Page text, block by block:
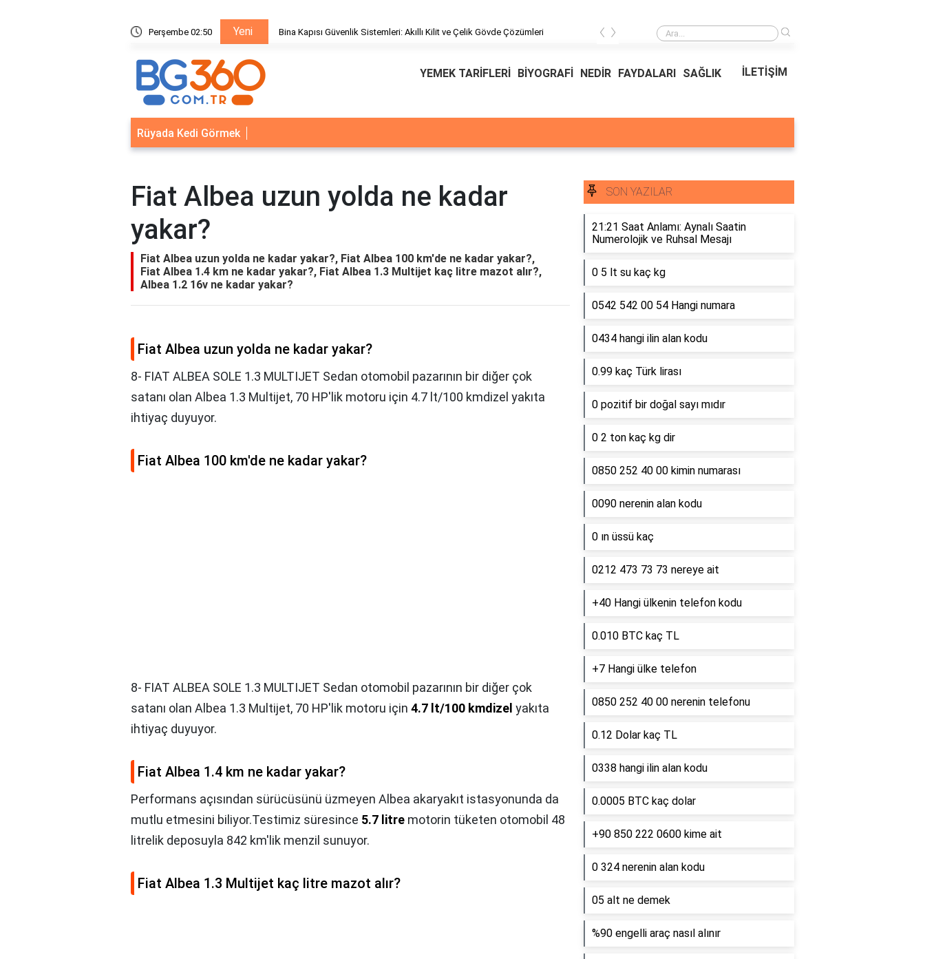
Perşembe 02:50 Yeni
Sistemleri: Akıllı Kilit ve Çelik Gövde Çözümleri Bina Kapısı Güvenlik Sistemleri: Akıllı Kilit ve Çelik Gövde Çözümleri Bina Kapısı Güvenlik Sistemleri: Akıllı Kilit ve Çelik Gövde Çözümleri
‹ ›
YEMEK TARİFLERİ BİYOGRAFİ NEDİR FAYDALARI SAĞLIK İLETİŞİM
Rüyada Kedi Görmek
Fiat Albea uzun yolda ne kadar
yakar?
Fiat Albea uzun yolda ne kadar yakar?, Fiat Albea 100 km'de ne kadar yakar?,
Fiat Albea 1.4 km ne kadar yakar?, Fiat Albea 1.3 Multijet kaç litre mazot alır?,
Albea 1.2 16v ne kadar yakar?
Fiat Albea uzun yolda ne kadar yakar?
8- FIAT ALBEA SOLE 1.3 MULTIJET Sedan otomobil pazarının bir diğer çok
satanı olan Albea 1.3 Multijet, 70 HP'lik motoru için 4.7 lt/100 kmdizel yakıta
ihtiyaç duyuyor.
Fiat Albea 100 km'de ne kadar yakar?
8- FIAT ALBEA SOLE 1.3 MULTIJET Sedan otomobil pazarının bir diğer çok
satanı olan Albea 1.3 Multijet, 70 HP'lik motoru için 4.7 lt/100 kmdizel yakıta
ihtiyaç duyuyor.
Fiat Albea 1.4 km ne kadar yakar?
Performans açısından sürücüsünü üzmeyen Albea akaryakıt istasyonunda da
mutlu etmesini biliyor.Testimiz süresince 5.7 litre motorin tüketen otomobil 48
litrelik deposuyla 842 km'lik menzil sunuyor.
Fiat Albea 1.3 Multijet kaç litre mazot alır?
SON YAZILAR
21:21 Saat Anlamı: Aynalı Saatin
Numerolojik ve Ruhsal Mesajı
0 5 lt su kaç kg
0542 542 00 54 Hangi numara
0434 hangi ilin alan kodu
0.99 kaç Türk lirası
0 pozitif bir doğal sayı mıdır
0 2 ton kaç kg dir
0850 252 40 00 kimin numarası
0090 nerenin alan kodu
0 ın üssü kaç
0212 473 73 73 nereye ait
+40 Hangi ülkenin telefon kodu
0.010 BTC kaç TL
+7 Hangi ülke telefon
0850 252 40 00 nerenin telefonu
0.12 Dolar kaç TL
0338 hangi ilin alan kodu
0.0005 BTC kaç dolar
+90 850 222 0600 kime ait
0 324 nerenin alan kodu
05 alt ne demek
%90 engelli araç nasıl alınır